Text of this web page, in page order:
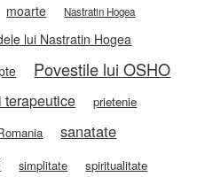
moarte Nastratin Hogea
lui Nastratin Hogea
Povestile lui OSHO
terapeutice prietenie
sanatate
simplitate spiritualitate